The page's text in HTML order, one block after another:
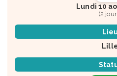
Lundi 10
(2